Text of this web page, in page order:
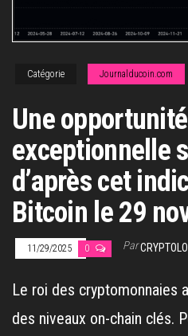
Catégorie Journalducoin.com
Une opportunité
exceptionnelle
d’après cet
Bitcoin le 29
11/29/2025 0 Par
Le roi des cryptomonnaies
des niveaux on-chain clés.